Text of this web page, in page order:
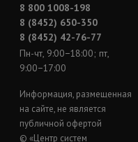
8 800 1008-198
8 (8452) 650-350
8 (8452) 42-76-77
Пн-чт, 9:00−18:00; пт,
9:00−17:00
Информация, размещенная
на сайте, не является
публичной офертой
© «Центр систем